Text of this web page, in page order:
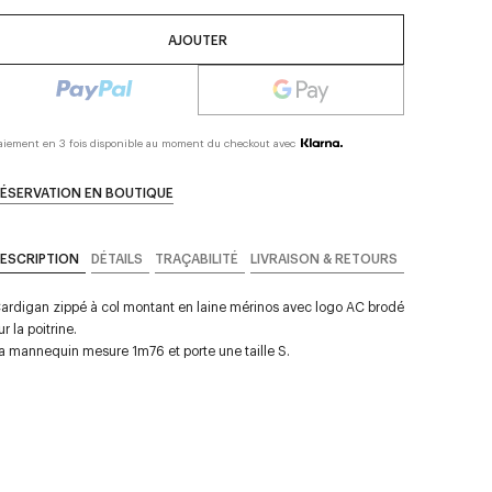
AJOUTER
en 3 fois disponible au moment du checkout avec
EN BOUTIQUE
DÉTAILS TRAÇABILITÉ LIVRAISON & RETOURS
zippé à col montant en laine mérinos avec logo AC brodé
la poitrine.
mannequin mesure 1m76 et porte une taille S.